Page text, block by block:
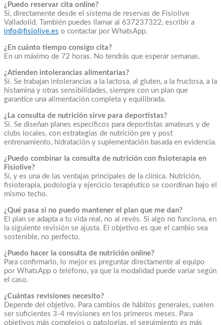
¿Puedo reservar cita online?
Sí, directamente desde el sistema de reservas de Fisiolive
Valladolid. También puedes llamar al 637237322, escribir a
info@fisiolive.es o contactar por WhatsApp.
¿En cuánto tiempo consigo cita?
En un máximo de 72 horas. No tendrás que esperar semanas.
¿Atienden intolerancias alimentarias?
Sí. Se trabajan intolerancias a la lactosa, al gluten, a la fructosa, a la
histamina y otras sensibilidades, siempre con un plan que
garantice una alimentación completa y equilibrada.
¿La consulta de nutrición sirve para deportistas?
Sí. Se diseñan planes específicos para deportistas amateurs y de
clubs locales, con estrategias de nutrición pre y post
entrenamiento, hidratación y suplementación basada en evidencia.
¿Puedo combinar la consulta de nutrición con fisioterapia en
Fisiolive?
Sí, y es una de las ventajas principales de la clínica. Nutrición,
fisioterapia, podología y ejercicio terapéutico se coordinan bajo el
mismo techo.
¿Qué pasa si no puedo mantener el plan que me dan?
El plan se adapta a tu vida real, no al revés. Si algo no funciona, en
la siguiente revisión se ajusta. El objetivo es que el cambio sea
sostenible, no perfecto.
¿Puedo hacer la consulta de nutrición online?
Para confirmarlo, lo mejor es preguntar directamente al equipo
por WhatsApp o teléfono, ya que la modalidad puede variar según
el caso.
¿Cuántas revisiones necesito?
Depende del objetivo. Para cambios de hábitos generales, suelen
ser suficientes 3-4 revisiones en los primeros meses. Para
objetivos más complejos o patologías, el seguimiento es más